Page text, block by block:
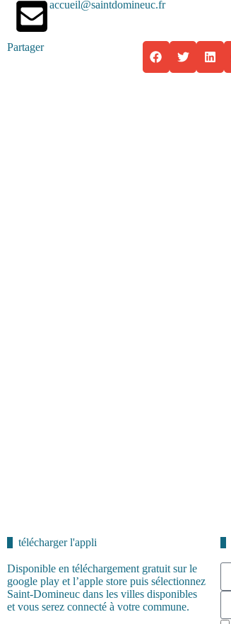
accueil@saintdomineuc.fr
Partager
télécharger l'appli
Disponible en téléchargement gratuit sur le
google play et l’apple store puis sélectionnez
Saint-Domineuc dans les villes disponibles
et vous serez connecté à votre commune.